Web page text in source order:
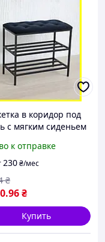
в коридор под
с мягким сиденьем
см темно-синяя,
для обуви
к отправке
230₴/мес
.96₴
₴
Купить